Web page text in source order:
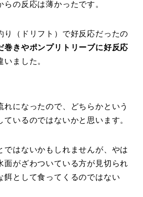
の反応は薄かったです。
り（ドリフト）で好反応だったの
巻きやポンプリトリーブに好反応
いました。
れになったので、どちらかという
ているのではないかと思います。
ではないかもしれませんが、やは
面がざわついている方が見切られ
餌として食ってくるのではない